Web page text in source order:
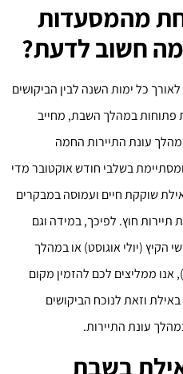
מהמסעדות
מה חשוב לדעת?
כל ימות השנה לבין הביקושים
פתוחות במהלך השבת, מחייב
עונת התיירות החמה
בשלבי חודש אוקטובר מדי
שוקקת חיים ועמוסה במבקרים
חוץ. לפיכך, במידה וגם
הקיץ (יולי אוגוסט) או במהלך
ממליצים לכם להזמין מקום
וזאת לנוכח הביקושים
עונת התיירות.
בשבת